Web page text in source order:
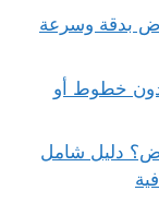
بدقة وسرعة
خطوط أو
دليل شامل